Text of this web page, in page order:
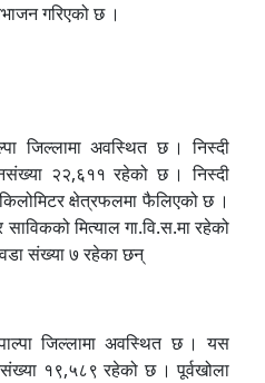
गरिएको छ ।
जिल्लामा अवस्थित छ । निस्दी
२२,६११ रहेको छ । निस्दी
क्षेत्रफलमा फैलिएको छ ।
मित्याल गा.वि.स.मा रहेको
संख्या ७ रहेका छन्
पाल्पा जिल्लामा अवस्थित छ । यस
१९,५८९ रहेको छ । पूर्वखोला